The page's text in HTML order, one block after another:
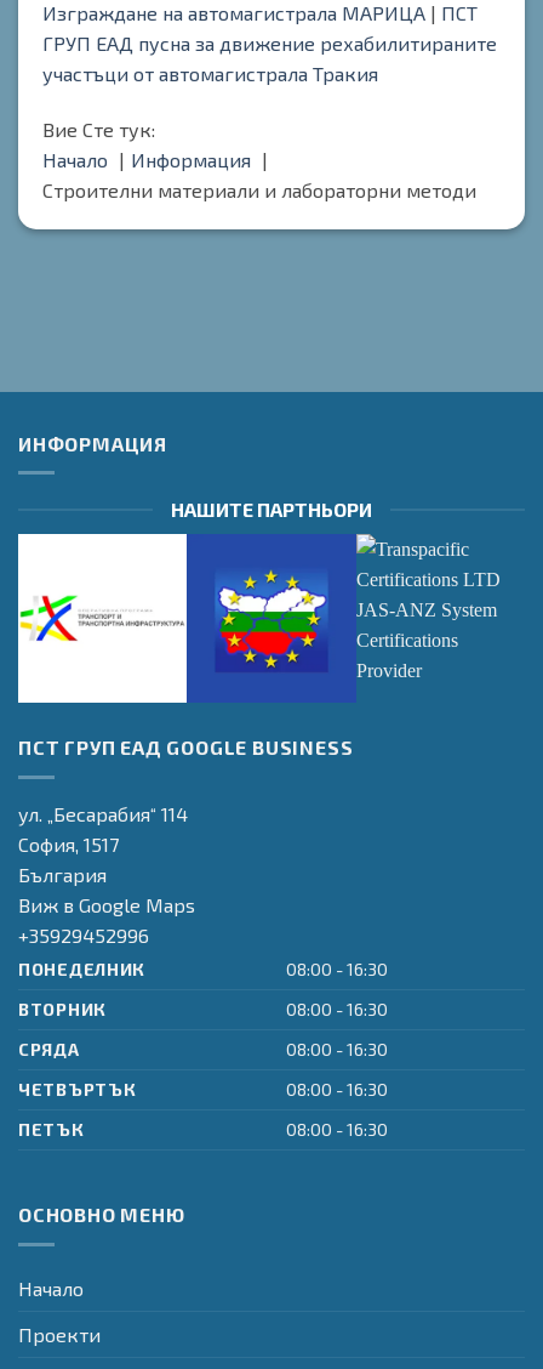
Изграждане на автомагистрала МАРИЦА| ПСТ
ГРУП ЕАД пусна за движение рехабилитираните
участъци от автомагистрала Тракия
Вие Сте тук:
Начало
Информация
Строителни материали и лабораторни методи
ИНФОРМАЦИЯ
НАШИТЕ ПАРТНЬОРИ
програма
"Транспорт и
инфраструктура"
програма
ПСТ ГРУП ЕАД GOOGLE BUSINESS
ул. „Бесарабия“ 114
София, 1517
България
Виж в Google Maps
+35929452996
ПОНЕДЕЛНИК
08:00 - 16:30
ВТОРНИК
08:00 - 16:30
СРЯДА
08:00 - 16:30
ЧЕТВЪРТЪК
08:00 - 16:30
ПЕТЪК
08:00 - 16:30
ОСНОВНО МЕНЮ
Начало
Проекти